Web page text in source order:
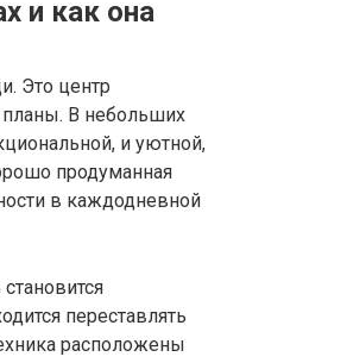
и как она
Это центр
В небольших
и уютной,
продуманная
в каждодневной
переставлять
расположены